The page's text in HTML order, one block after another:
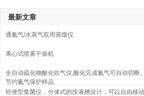
最新文章
通氮气/水蒸气双用蒸馏仪
离心式喷雾干燥机
全自动硫化物酸化吹气仪,酸化完成氮气可自动切断,
节约氮气保护样品
轻便型集菌仪，分体式的排液槽设计，可以自由移动